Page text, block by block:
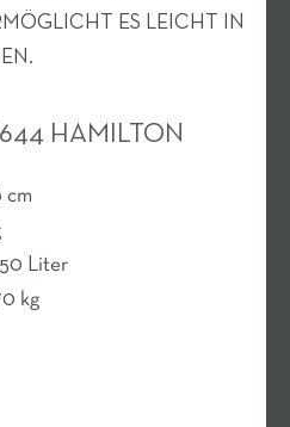
ES LEICHT IN
HAMILTON
cm
Liter
kg